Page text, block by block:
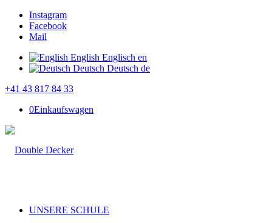
Instagram
Facebook
Mail
English Englisch en
Deutsch Deutsch de
+41 43 817 84 33
0Einkaufswagen
UNSERE SCHULE